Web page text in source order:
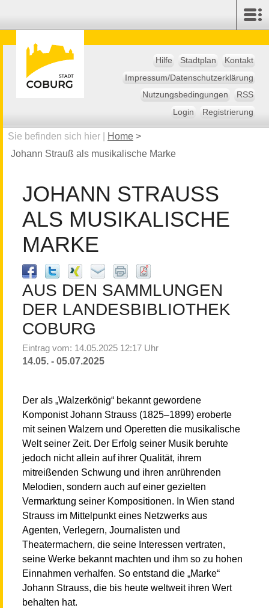
Hilfe Stadtplan
Kontakt
Impressum/Datenschutzerklärung
Nutzungsbedingungen
RSS
Login
Registrierung
Sie befinden sich hier | Home >
Johann Strauß als musikalische Marke
JOHANN STRAUSS A
LS MUSIKALISCHE M
ARKE
AUS DEN SAMMLUNGEN
DER LANDESBIBLIOTHEK
COBURG
Eintrag vom: 14.05.2025 12:17 Uhr
14.05. - 05.07.2025
Der als „Walzerkönig“ bekannt gewordene
Komponist Johann Strauss (1825–1899) eroberte
mit seinen Walzern und Operetten die musikalische
Welt seiner Zeit. Der Erfolg seiner Musik beruhte
jedoch nicht allein auf ihrer Qualität, ihrem
mitreißenden Schwung und ihren anrührenden
Melodien, sondern auch auf einer gezielten
Vermarktung seiner Kompositionen. In Wien stand
Strauss im Mittelpunkt eines Netzwerks aus
Agenten, Verlegern, Journalisten und
Theatermachern, die seine Interessen vertraten,
seine Werke bekannt machten und ihm so zu hohen
Einnahmen verhalfen. So entstand die „Marke“
Johann Strauss, die bis heute weltweit ihren Wert
behalten hat.